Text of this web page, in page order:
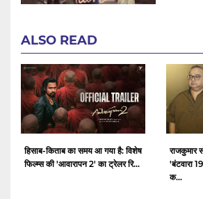
ALSO READ
हिसाब-किताब का समय आ गया है: विशेष
फिल्म्स की 'आवारापन 2' का ट्रेलर रि...
राजकुमार
'बंटवारा
क...